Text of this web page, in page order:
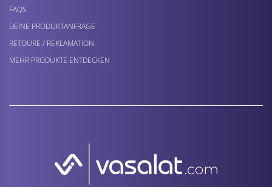
FAQS
DEINE PRODUKTANFRAGE
RETOURE / REKLAMATION
MEHR PRODUKTE ENTDECKEN